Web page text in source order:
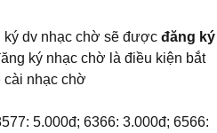
ký dv nhạc chờ sẽ được đăng ký
ký nhạc chờ là điều kiện bắt
cài nhạc chờ
5.000đ; 6366: 3.000đ; 6566: